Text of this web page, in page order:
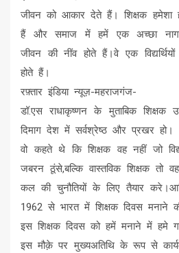
जीवन को आकार देते हैं। शिक्षक हमेशा
हैं और समाज में हमें एक अच्छा
जीवन की नींव होते हैं।वे एक
होते हैं।
रफ़्तार इंडिया न्यूज़-महराजगंज-
डॉ.एस राधाकृष्णन के मुताबिक शिक्षक
दिमाग देश में सर्वश्रेष्ठ और प्रखर हो।
वो कहते थे कि शिक्षक वह नहीं जो
जबरन ठूंसे,बल्कि वास्तविक शिक्षक तो
कल की चुनौतियों के लिए तैयार
1962 से भारत में शिक्षक दिवस मनाने
इस शिक्षक दिवस को हमें मनाने में हमे
इस मौक़े पर मुख्यअतिथि के रूप से